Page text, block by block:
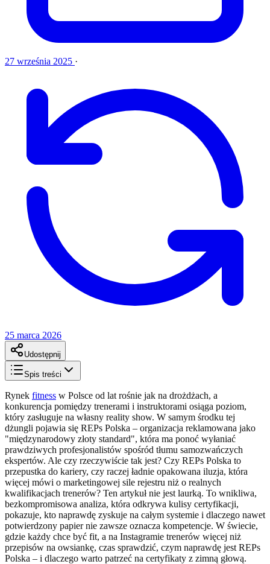
27 września 2025 ·
25 marca 2026
Udostępnij
Spis treści
Rynek fitness w Polsce od lat rośnie jak na drożdżach, a
konkurencja pomiędzy trenerami i instruktorami osiąga poziom,
który zasługuje na własny reality show. W samym środku tej
dżungli pojawia się REPs Polska – organizacja reklamowana jako
"międzynarodowy złoty standard", która ma ponoć wyłaniać
prawdziwych profesjonalistów spośród tłumu samozwańczych
ekspertów. Ale czy rzeczywiście tak jest? Czy REPs Polska to
przepustka do kariery, czy raczej ładnie opakowana iluzja, która
więcej mówi o marketingowej sile rejestru niż o realnych
kwalifikacjach trenerów? Ten artykuł nie jest laurką. To wnikliwa,
bezkompromisowa analiza, która odkrywa kulisy certyfikacji,
pokazuje, kto naprawdę zyskuje na całym systemie i dlaczego nawet
potwierdzony papier nie zawsze oznacza kompetencje. W świecie,
gdzie każdy chce być fit, a na Instagramie trenerów więcej niż
przepisów na owsiankę, czas sprawdzić, czym naprawdę jest REPs
Polska – i dlaczego warto patrzeć na certyfikaty z zimną głową.